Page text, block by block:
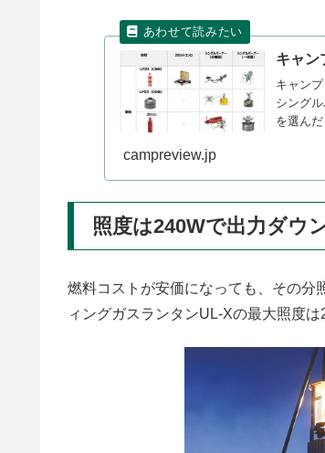
キャン
キャン
シング
を選ん
campreview.jp
照度は240Wで出力ダウ
燃料コストが安価になっても、その分
ィングガスランタンUL-Xの最大照度